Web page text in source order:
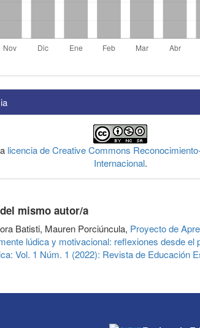
licencia de Creative Commons
Internacional.
mismo autor/a
Batisti, Mauren Porciúncula, Proyecto de
lúdica y motivacional: reflexiones desde el
Vol. 1 Núm. 1 (2022): Revista de Educación